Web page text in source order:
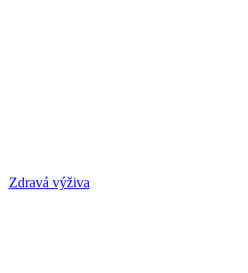
Zdravá výživa